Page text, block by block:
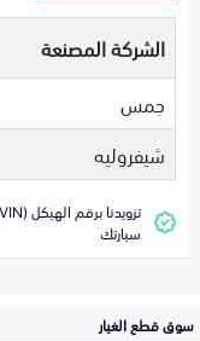
الشركة المصنعة
جمس
شيفروليه
سيارتك
سوق قطع الغيار